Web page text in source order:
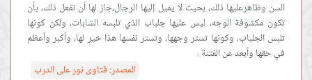
السن وظاهرعليها ذلك، بحيث لا يميل إليها الرجال،جاز لها أن تفعل ذلك، بأن
تكون مكشوفة الوجه، ليس عليها جلباب الذي تلبسه الشابات، ولكن كونها
تلبس الجلباب، وكونها تستر وجهها، وتستر نفسها هذا خير لها، وأكبر وأعظم
في حقها وأبعد عن الفتنة .
المصدر:فتاوى نور على الدرب